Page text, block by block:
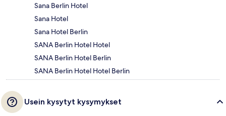
Sana Berlin Hotel
Sana Hotel
Sana Hotel Berlin
SANA Berlin Hotel Hotel
SANA Berlin Hotel Berlin
SANA Berlin Hotel Hotel Berlin
Usein kysytyt kysymykset